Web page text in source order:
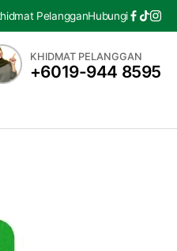
PelangganHubungi
KHIDMAT PELANGGAN
+6019-944 8595